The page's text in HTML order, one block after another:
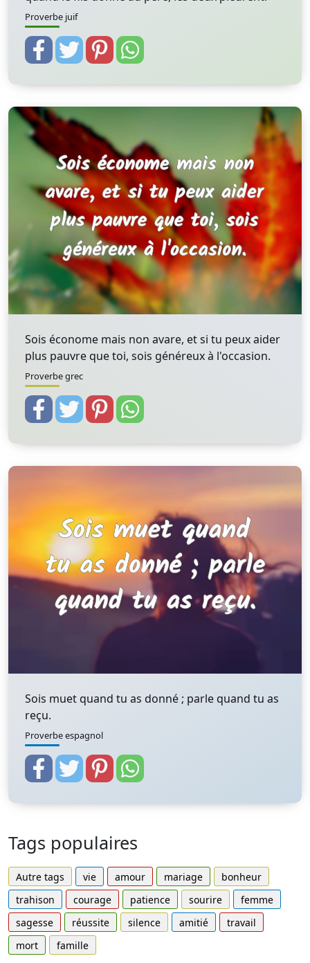
Proverbe juif
Sois économe mais non avare, et si tu peux aider
plus pauvre que toi, sois généreux à l'occasion.
Proverbe grec
Sois muet quand tu as donné ; parle quand tu as
reçu.
Proverbe espagnol
Tags populaires
Autre tags vie amour mariage
bonheur
trahison
courage patience sourire
femme
sagesse
réussite silence amitié
travail
mort
famille